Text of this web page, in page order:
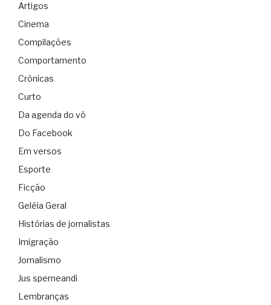
Artigos
Cinema
Compilações
Comportamento
Crônicas
Curto
Da agenda do vô
Do Facebook
Em versos
Esporte
Ficção
Geléia Geral
Histórias de jornalistas
Imigração
Jornalismo
Jus sperneandi
Lembranças